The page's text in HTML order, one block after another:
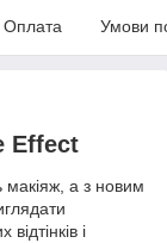
Оплата Умови
Effect
макіяж, а з новим
і